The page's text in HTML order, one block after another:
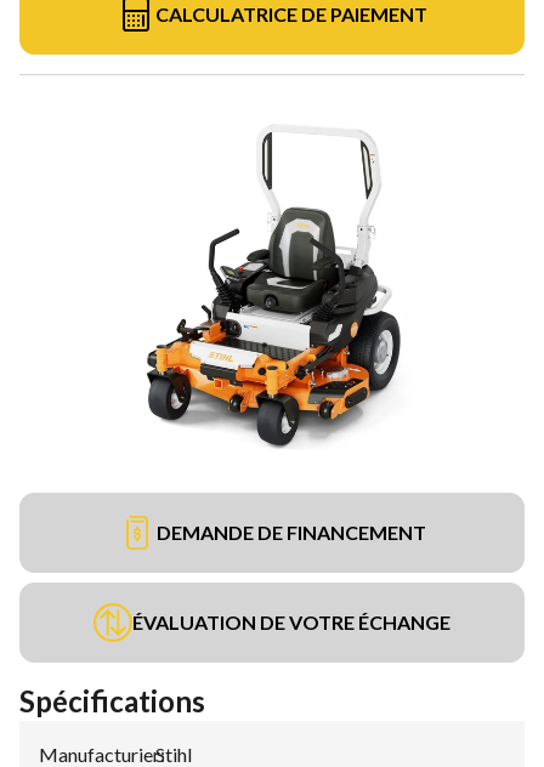
CALCULATRICE DE PAIEMENT
DEMANDE DE FINANCEMENT
ÉVALUATION DE VOTRE ÉCHANGE
Spécifications
Manufacturier:
Stihl